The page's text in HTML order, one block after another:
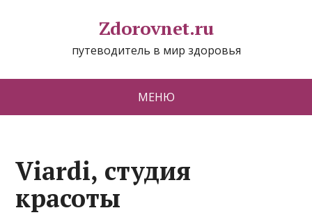
Zdorovnet.ru
путеводитель в мир здоровья
МЕНЮ
Viardi, студия
красоты